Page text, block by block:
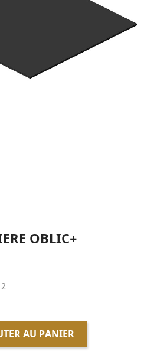
OBLIC+
AU PANIER